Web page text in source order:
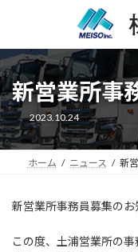
ン
ツ
へ
ス
キ
ッ
プ
ー
シ
ョ
ン
に
移
動
新営業所事
2023.10.24
ホーム ニュース 新
新営業所事務員募集のお
この度、土浦営業所の事